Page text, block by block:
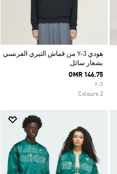
هودي Y-3 من قماش التيري الفرنسي
بشعار سائل
OMR 146.75
Y-3
2 Colours